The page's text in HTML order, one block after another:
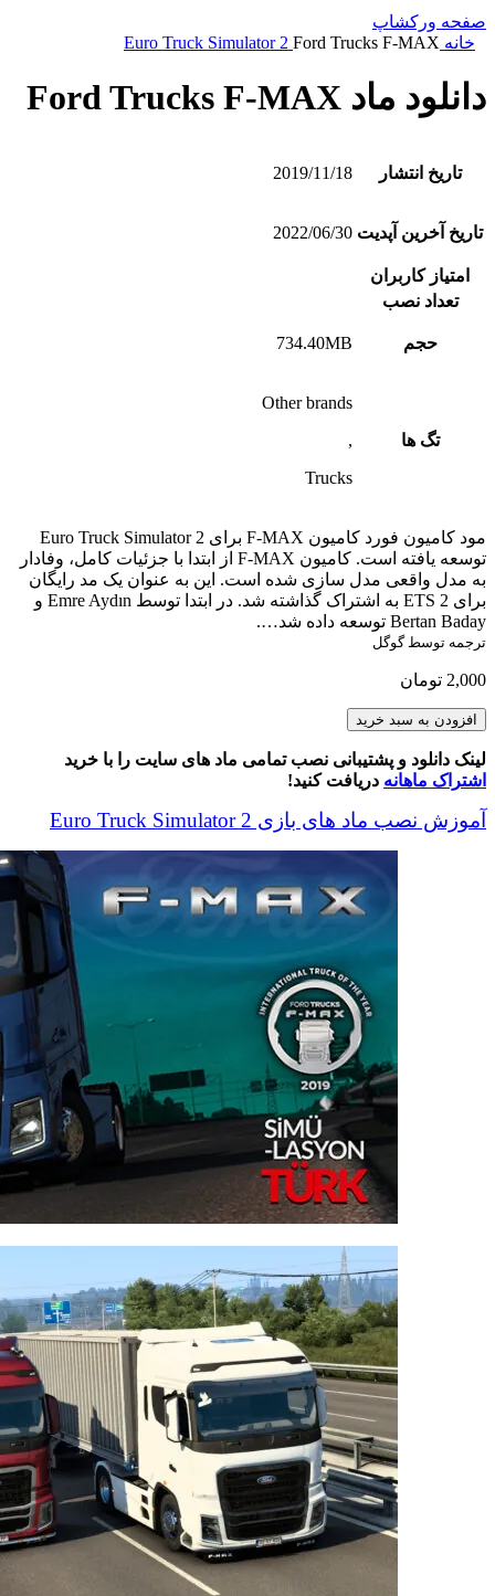
صفحه ورکشاپ
خانه
Euro Truck Simulator 2 Ford Trucks F-MAX
دانلود ماد Ford Trucks F-MAX
تاریخ انتشار 2019/11/18
تاریخ آخرین آپدیت 2022/06/30
امتیاز کاربران
تعداد نصب
حجم 734.40MB
تگ ها
Other brands
,
Trucks
مود کامیون فورد کامیون F-MAX برای Euro Truck Simulator 2
توسعه یافته است. کامیون F-MAX از ابتدا با جزئیات کامل، وفادار
به مدل واقعی مدل سازی شده است. این به عنوان یک مد رایگان
برای ETS 2 به اشتراک گذاشته شد. در ابتدا توسط Emre Aydın و
Bertan Baday توسعه داده شد….
ترجمه توسط گوگل
2,000 تومان
Ford
Trucks
F-
MAX
افزودن به سبد خرید
لینک دانلود و پشتیبانی نصب تمامی ماد های سایت را با خرید
اشتراک ماهانه دریافت کنید!
آموزش نصب ماد های بازی Euro Truck Simulator 2